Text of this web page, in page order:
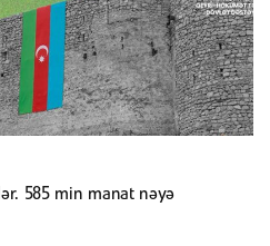
585 min manat nəyə